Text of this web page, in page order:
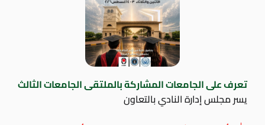
تعرف على الجامعات المشاركة بالملتقى الجامعات الثالث
يسر مجلس إدارة النادي بالتعاون